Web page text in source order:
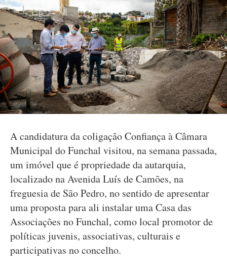
A candidatura da coligação Confiança à Câmara
Municipal do Funchal visitou, na semana passada,
um imóvel que é propriedade da autarquia,
localizado na Avenida Luís de Camões, na
freguesia de São Pedro, no sentido de apresentar
uma proposta para ali instalar uma Casa das
Associações no Funchal, como local promotor de
políticas juvenis, associativas, culturais e
participativas no concelho.